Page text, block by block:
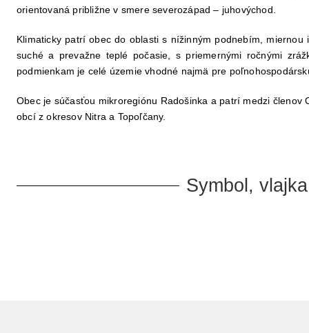
orientovaná približne v smere severozápad – juhovýchod
Klimaticky patrí obec do oblasti s nížinným podnebím , miernou
suché a prevažne teplé počasie , s priemernými ročnými
podmienkam je celé územie vhodné najmä pre
Obec je súčasťou mikroregiónu Radošinka a patrí medzi členov
obcí z okresov Nitra a Topoľčany.
Symbol,